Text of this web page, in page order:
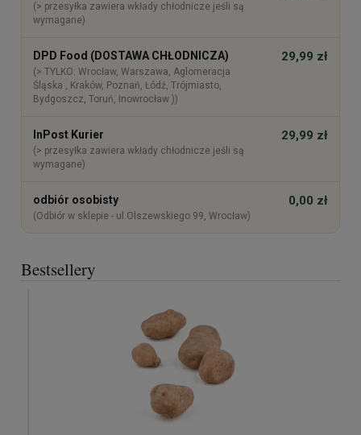
(> przesyłka zawiera wkłady chłodnicze jeśli są
wymagane)
DPD Food (DOSTAWA CHŁODNICZA)
(> TYLKO: Wrocław, Warszawa, Aglomeracja
Śląska , Kraków, Poznań, Łódź, Trójmiasto,
Bydgoszcz, Toruń, Inowrocław ))
29,99 zł
InPost Kurier
(> przesyłka zawiera wkłady chłodnicze jeśli są
wymagane)
29,99 zł
odbiór osobisty
(Odbiór w sklepie - ul.Olszewskiego 99, Wrocław)
0,00 zł
Bestsellery